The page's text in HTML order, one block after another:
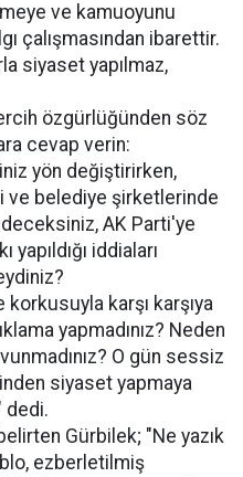
ve kamuoyunu
çalışmasından ibarettir.
siyaset yapılmaz,
özgürlüğünden söz
cevap verin:
yön değiştirirken,
ve belediye şirketlerinde
AK Parti'ye
iddiaları
korkusuyla karşı karşıya
yapmadınız? Neden
O gün sessiz
siyaset yapmaya
dedi.
Gürbilek; "Ne yazık
ezberletilmiş